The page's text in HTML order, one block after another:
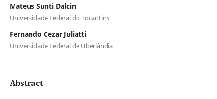
Mateus Sunti Dalcin
Universidade Federal do Tocantins
Fernando Cezar Juliatti
Universidade Federal de Uberlândia
Abstract